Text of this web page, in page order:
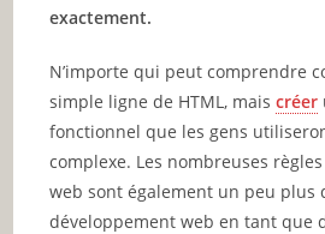
exactement.
N’importe qui peut comprendre
simple ligne de HTML, maiscréer
fonctionnel que les gens
complexe. Les nombreuses
web sont également un peu plus
développement web en tant que